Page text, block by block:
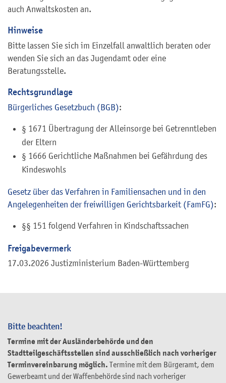
Bitte beachten!
Termine mit der Ausländerbehörde und den
Stadtteilgeschäftsstellen sind ausschließlich nach vorheriger
Terminvereinbarung möglich. Termine mit dem Bürgeramt, dem
Gewerbeamt und der Waffenbehörde sind nach vorheriger
auch Anwaltskosten an.
Hinweise
Bitte lassen Sie sich im Einzelfall anwaltlich beraten oder
wenden Sie sich an das Jugendamt oder eine
Beratungsstelle.
Rechtsgrundlage
Bürgerliches Gesetzbuch (BGB):
§ 1671 Übertragung der Alleinsorge bei Getrenntleben
der Eltern
§ 1666 Gerichtliche Maßnahmen bei Gefährdung des
Kindeswohls
Gesetz über das Verfahren in Familiensachen und in den
Angelegenheiten der freiwilligen Gerichtsbarkeit (FamFG):
§§ 151 folgend Verfahren in Kindschaftssachen
Freigabevermerk
17.03.2026 Justizministerium Baden-Württemberg